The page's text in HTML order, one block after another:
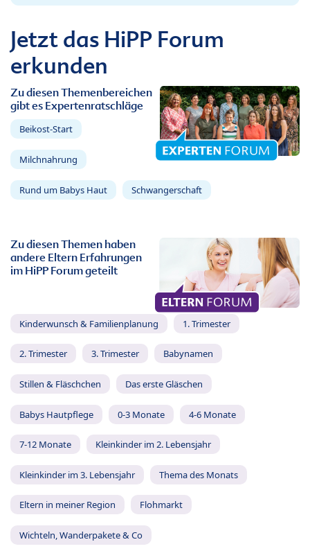
Jetzt das HiPP Forum
erkunden
Zu diesen Themenbereichen
gibt es Expertenratschläge
Beikost-Start
Milchnahrung
Rund um Babys Haut Schwangerschaft
Zu diesen Themen haben
andere Eltern Erfahrungen
im HiPP Forum geteilt
Kinderwunsch & Familienplanung 1. Trimester
2. Trimester 3. Trimester Babynamen
Stillen & Fläschchen Das erste Gläschen
Babys Hautpflege 0-3 Monate 4-6 Monate
7-12 Monate Kleinkinder im 2. Lebensjahr
Kleinkinder im 3. Lebensjahr Thema des Monats
Eltern in meiner Region Flohmarkt
Wichteln, Wanderpakete & Co